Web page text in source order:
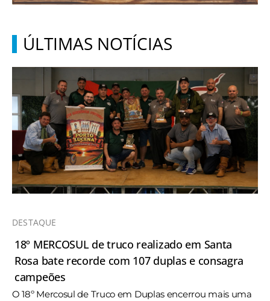
ÚLTIMAS NOTÍCIAS
DESTAQUE
18º MERCOSUL de truco realizado em Santa
Rosa bate recorde com 107 duplas e consagra
campeões
O 18º Mercosul de Truco em Duplas encerrou mais uma